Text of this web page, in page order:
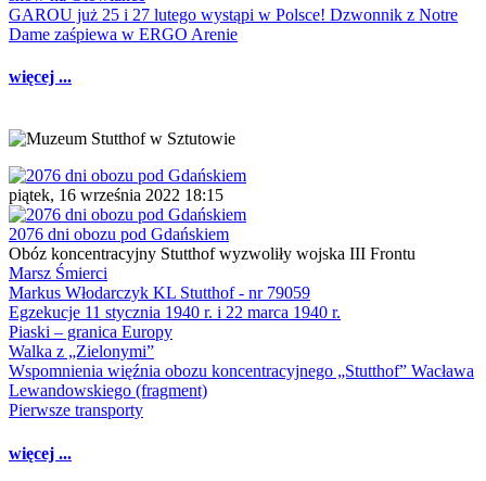
GAROU już 25 i 27 lutego wystąpi w Polsce! Dzwonnik z Notre
Dame zaśpiewa w ERGO Arenie
więcej ...
piątek, 16 września 2022 18:15
2076 dni obozu pod Gdańskiem
Obóz koncentracyjny Stutthof wyzwoliły wojska III Frontu
Marsz Śmierci
Markus Włodarczyk KL Stutthof - nr 79059
Egzekucje 11 stycznia 1940 r. i 22 marca 1940 r.
Piaski – granica Europy
Walka z „Zielonymi”
Wspomnienia więźnia obozu koncentracyjnego „Stutthof” Wacława
Lewandowskiego (fragment)
Pierwsze transporty
więcej ...